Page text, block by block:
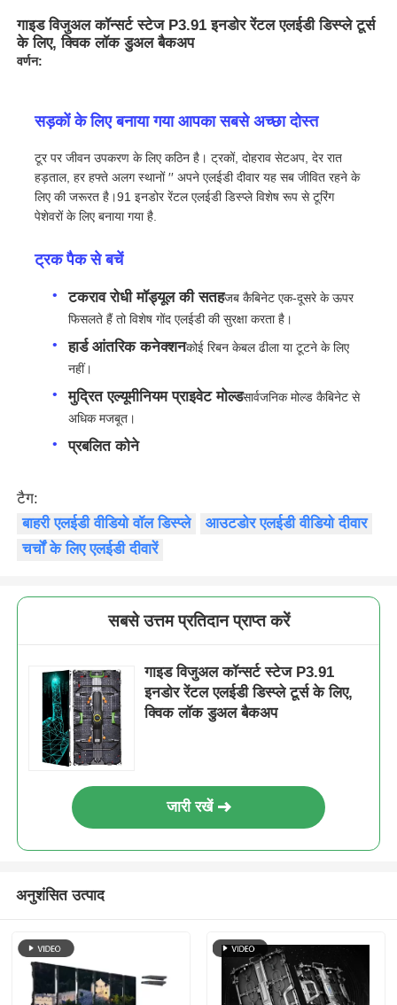
वीडियो
कारखाने का दौरा
गुणवत्ता नियंत्रण
हमसे संपर्क करें
समाचार
मामले
उद्धरण मांगें
गाइड विजुअल कॉन्सर्ट स्टेज P3.91 इनडोर रेंटल एलईडी डिस्प्ले टूर्स
के लिए, क्विक लॉक डुअल बैकअप
वर्णन:
सड़कों के लिए बनाया गया आपका सबसे अच्छा दोस्त
टूर पर जीवन उपकरण के लिए कठिन है। ट्रकों, दोहराव सेटअप, देर रात
हड़ताल, हर हफ्ते अलग स्थानों ′′ अपने एलईडी दीवार यह सब जीवित रहने के
लिए की जरूरत है।91 इनडोर रेंटल एलईडी डिस्प्ले विशेष रूप से टूरिंग
पेशेवरों के लिए बनाया गया है.
ट्रक पैक से बचें
टकराव रोधी मॉड्यूल की सतहजब कैबिनेट एक-दूसरे के ऊपर
फिसलते हैं तो विशेष गोंद एलईडी की सुरक्षा करता है।
हार्ड आंतरिक कनेक्शनकोई रिबन केबल ढीला या टूटने के लिए
नहीं।
मुद्रित एल्यूमीनियम प्राइवेट मोल्डसार्वजनिक मोल्ड कैबिनेट से
अधिक मजबूत।
प्रबलित कोने
टैग:
बाहरी एलईडी वीडियो वॉल डिस्प्ले
आउटडोर एलईडी वीडियो दीवार
चर्चों के लिए एलईडी दीवारें
सबसे उत्तम प्रतिदान प्राप्त करें
गाइड विजुअल कॉन्सर्ट स्टेज P3.91
इनडोर रेंटल एलईडी डिस्प्ले टूर्स के लिए,
क्विक लॉक डुअल बैकअप
जारी रखें
अनुशंसित उत्पाद